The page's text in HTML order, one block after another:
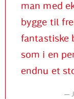
man med
bygge til
fantastiske
som i en
endnu et